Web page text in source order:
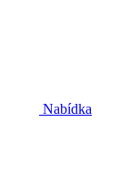
Nabídka